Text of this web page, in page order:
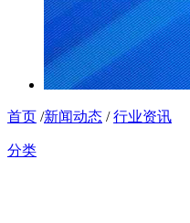
首页 /新闻动态 /行业资讯
分类